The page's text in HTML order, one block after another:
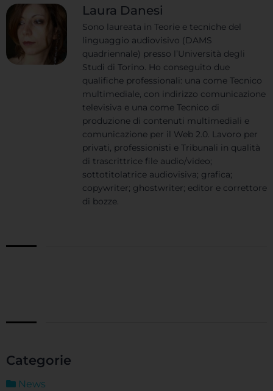
Laura Danesi
Sono laureata in Teorie e tecniche del
linguaggio audiovisivo (DAMS
quadriennale) presso l’Università degli
Studi di Torino. Ho conseguito due
qualifiche professionali: una come Tecnico
multimediale, con indirizzo comunicazione
televisiva e una come Tecnico di
produzione di contenuti multimediali e
comunicazione per il Web 2.0. Lavoro per
privati, professionisti e Tribunali in qualità
di trascrittrice file audio/video;
sottotitolatrice audiovisiva; grafica;
copywriter; ghostwriter; editor e correttore
di bozze.
Categorie
News